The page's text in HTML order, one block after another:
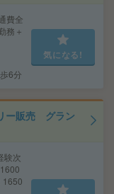
費全
務＋
6分
気になる!
ー販売 グラン
験次
1650